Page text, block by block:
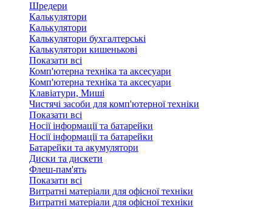
Шредери
Калькулятори
Калькулятори
Калькулятори бухгалтерські
Калькулятори кишенькові
Показати всі
Комп'ютерна техніка та аксесуари
Комп'ютерна техніка та аксесуари
Клавіатури, Миші
Чистячі засоби для комп'ютерної техніки
Показати всі
Носії інформації та батарейки
Носії інформації та батарейки
Батарейки та акумулятори
Диски та дискети
Флеш-пам'ять
Показати всі
Витратні матеріали для офісної техніки
Витратні матеріали для офісної техніки